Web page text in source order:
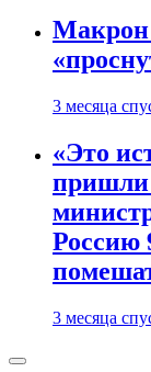
Макрон
3 месяца
«Это
пришли
Россию
3 месяца